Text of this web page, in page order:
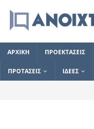
ΑΡΧΙΚΗ ΠΡΟΕΚΤΑΣΕΙΣ
ΠΡΟΤΑΣΕΙΣ ΙΔΕΕΣ